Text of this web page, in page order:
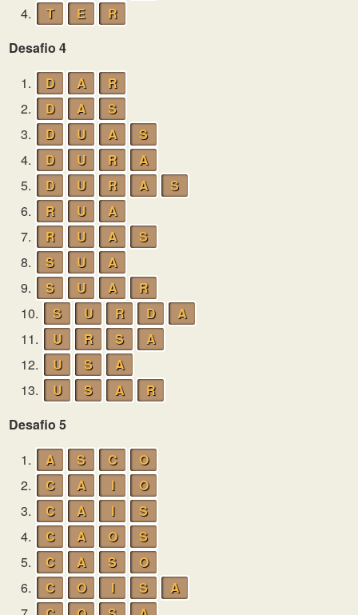
4.
T E
R
Desafio 4
1.
D A
R
2.
D A
S
3.
D U A
S
4.
D U R
A
5.
D U R A
S
6.
R U
A
7.
R U A
S
8.
S U
A
9.
S U A
R
10.
S U R D
A
11.
U R S
A
12.
U S
A
13.
U S A
R
Desafio 5
1.
A S C
O
2.
C A I
O
3.
C A I
S
4.
C A O
S
5.
C A S
O
6.
C O I S
A